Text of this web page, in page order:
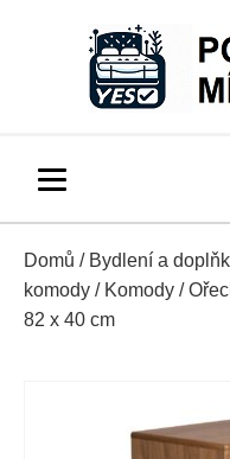
Domů / Bydlení a
komody / Komody /
82 x 40 cm